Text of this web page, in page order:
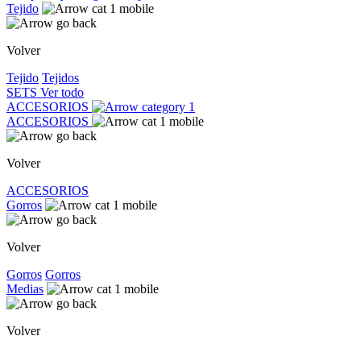
Tejido
Volver
Tejido Tejidos
SETS Ver todo
ACCESORIOS
ACCESORIOS
Volver
ACCESORIOS
Gorros
Volver
Gorros Gorros
Medias
Volver